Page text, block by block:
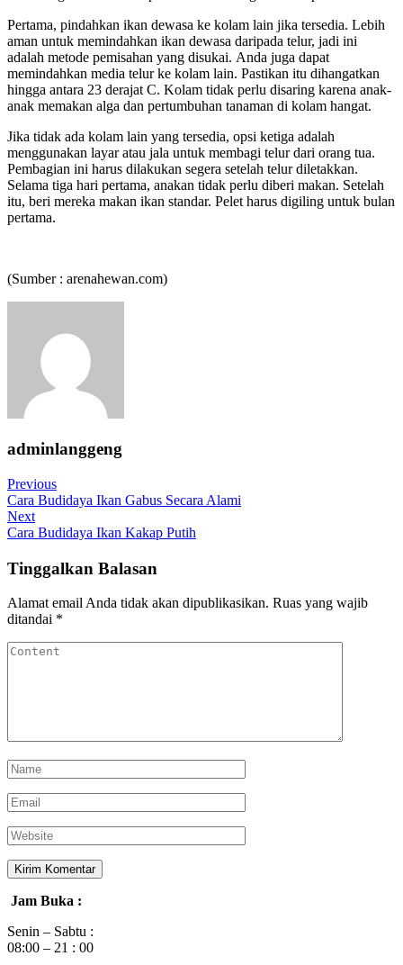
Pertama, pindahkan ikan dewasa ke kolam lain jika tersedia. Lebih
aman untuk memindahkan ikan dewasa daripada telur, jadi ini
adalah metode pemisahan yang disukai. Anda juga dapat
memindahkan media telur ke kolam lain. Pastikan itu dihangatkan
hingga antara 23 derajat C. Kolam tidak perlu disaring karena anak-
anak memakan alga dan pertumbuhan tanaman di kolam hangat.
Jika tidak ada kolam lain yang tersedia, opsi ketiga adalah
menggunakan layar atau jala untuk membagi telur dari orang tua.
Pembagian ini harus dilakukan segera setelah telur diletakkan.
Selama tiga hari pertama, anakan tidak perlu diberi makan. Setelah
itu, beri mereka makan ikan standar. Pelet harus digiling untuk bulan
pertama.
(Sumber : arenahewan.com)
adminlanggeng
Navigasi
pos
Previous
Post
Previous
Cara Budidaya Ikan Gabus Secara Alami
Next
Post
Next
Cara Budidaya Ikan Kakap Putih
Tinggalkan Balasan
Alamat email Anda tidak akan dipublikasikan. Ruas yang wajib
ditandai *
Jam Buka :
Senin – Sabtu :
08:00 – 21 : 00